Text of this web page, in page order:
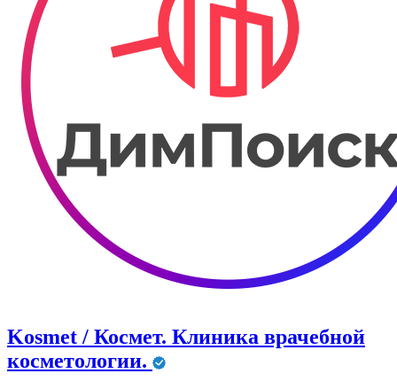
Kosmet / Космет. Клиника врачебной
косметологии.